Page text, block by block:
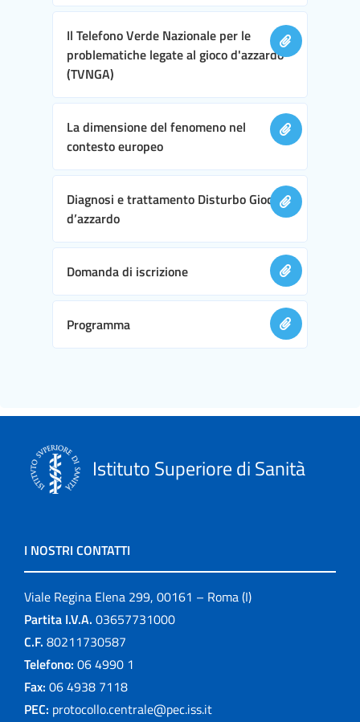
Il Telefono Verde Nazionale per le
problematiche legate al gioco d'azzardo
(TVNGA)
La dimensione del fenomeno nel
contesto europeo
Diagnosi e trattamento Disturbo Gioco
d’azzardo
Domanda di iscrizione
Programma
Istituto Superiore di Sanità
I NOSTRI CONTATTI
Viale Regina Elena 299, 00161 – Roma (I)
Partita I.V.A. 03657731000
C.F. 80211730587
Telefono: 06 4990 1
Fax: 06 4938 7118
PEC: protocollo.centrale@pec.iss.it